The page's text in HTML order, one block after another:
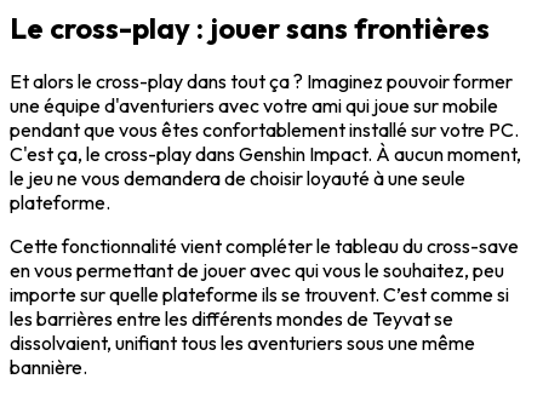
Le cross-play : jouer sans frontières
Et alors le cross-play dans tout ça ? Imaginez pouvoir former
une équipe d'aventuriers avec votre ami qui joue sur mobile
pendant que vous êtes confortablement installé sur votre PC.
C'est ça, le cross-play dans Genshin Impact. À aucun moment,
le jeu ne vous demandera de choisir loyauté à une seule
plateforme.
Cette fonctionnalité vient compléter le tableau du cross-save
en vous permettant de jouer avec qui vous le souhaitez, peu
importe sur quelle plateforme ils se trouvent. C’est comme si
les barrières entre les différents mondes de Teyvat se
dissolvaient, unifiant tous les aventuriers sous une même
bannière.